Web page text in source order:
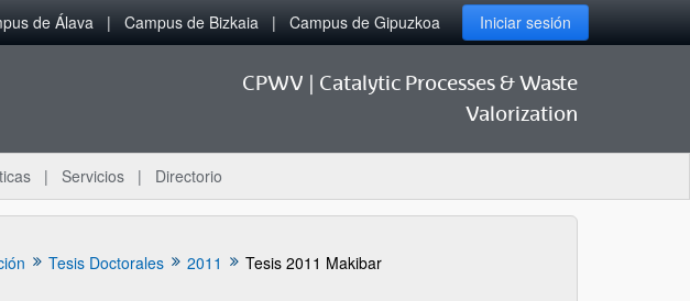
de Álava Campus de Bizkaia Campus de Gipuzkoa Iniciar sesión
CPWV | Catalytic Processes & Waste
Valorization
Servicios Directorio
Tesis Doctorales 2011 Tesis 2011 Makibar